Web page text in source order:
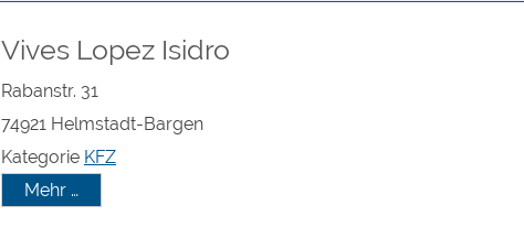
Vives Lopez Isidro
Rabanstr. 31
74921 Helmstadt-Bargen
Kategorie KFZ
Mehr …